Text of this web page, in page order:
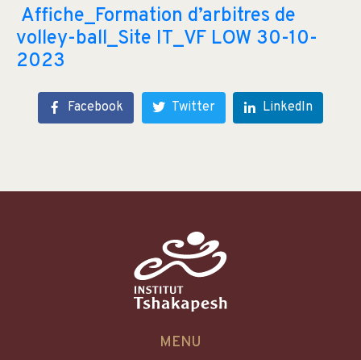
Affiche_Formation d’arbitres de
volley-ball_Site IT_VF LOW 30-10-
2023
Facebook Twitter LinkedIn
MENU